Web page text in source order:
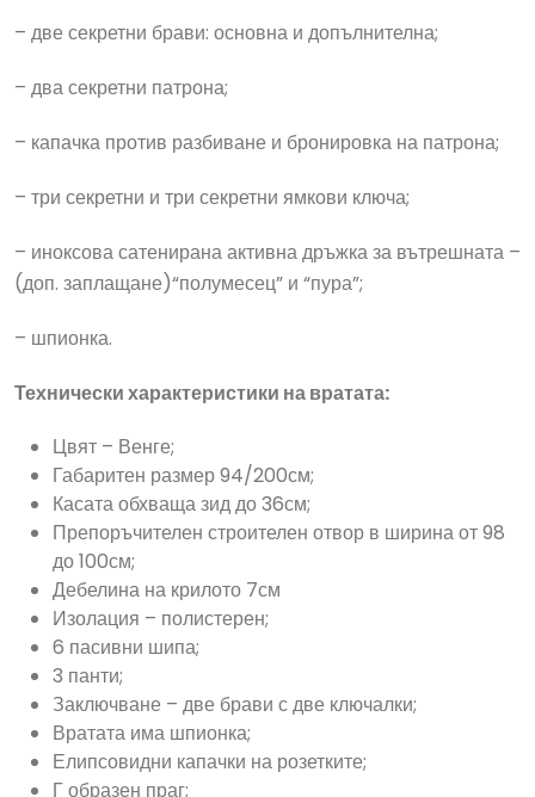
– две секретни брави: основна и допълнителна;
– два секретни патрона;
– капачка против разбиване и бронировка на патрона;
– три секретни и три секретни ямкови ключа;
– иноксова сатенирана активна дръжка за вътрешната –
(доп. заплащане)“полумесец” и “пура”;
– шпионка.
Технически характеристики на вратата:
Цвят – Венге;
Габаритен размер 94/200см;
Касата обхваща зид до 36см;
Препоръчителен строителен отвор в ширина от 98
до 100см;
Дебелина на крилото 7см
Изолация – полистерен;
6 пасивни шипа;
3 панти;
Заключване – две брави с две ключалки;
Вратата има шпионка;
Елипсовидни капачки на розетките;
Г образен праг;